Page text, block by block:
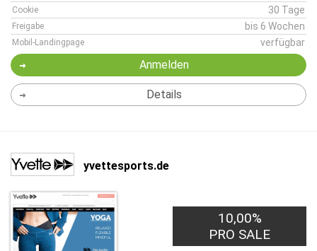
Cookie 30 Tage
Freigabe bis 6 Wochen
Mobil-Landingpage verfügbar
Anmelden
Details
yvettesports.de
10,00%
PRO SALE